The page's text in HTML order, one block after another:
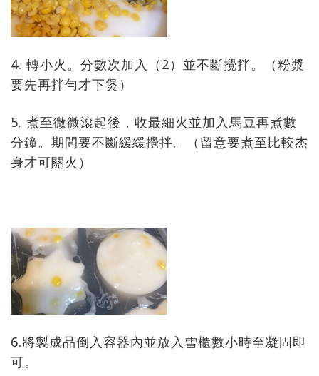
4. 轉小火。分數次加入（2）並不斷攪拌。（粉漿
要先再拌勻才下煲）
5. 煮至微微滾起後，收最細火並加入馬豆再煮數
分鐘。期間要不斷緩緩攪拌。（留意要煮至比較杰
身才可關火）
6.將製成品倒入容器內並放入雪櫃數小時至凝固即
可。